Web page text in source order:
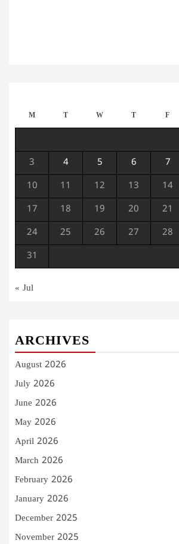
M T W T F
3 4 5 6 7
10 11 12 13 14
17 18 19 20 21
24 25 26 27 28
31
« Jul
ARCHIVES
August 2026
July 2026
June 2026
May 2026
April 2026
March 2026
February 2026
January 2026
December 2025
November 2025